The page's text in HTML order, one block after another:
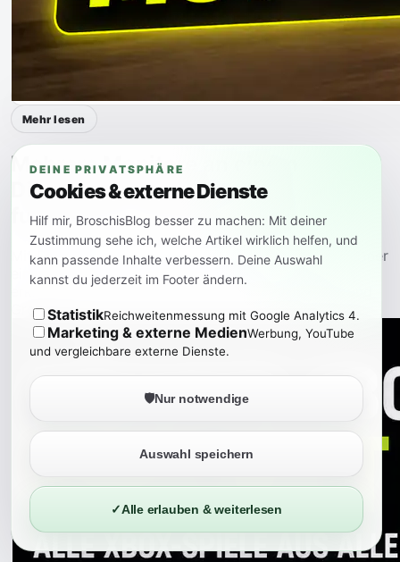
Mehr lesen
Mehrere Monitore an einem
DisplayPort-Anschluss: So
funktioniert die Daisy Chain
Mit DisplayPort MST lassen sich mehrere Monitore über
einen einzigen Anschluss betreiben. Der Ratgeber
erklärt Daisy Chain, MST-Hubs, Voraussetzungen und
Grenzen.
DEINE PRIVATSPHÄRE
Cookies & externe Dienste
Hilf mir, BroschisBlog besser zu machen: Mit deiner
Zustimmung sehe ich, welche Artikel wirklich helfen, und
kann passende Inhalte verbessern. Deine Auswahl
kannst du jederzeit im Footer ändern.
StatistikReichweitenmessung mit Google Analytics 4.
Marketing & externe MedienWerbung, YouTube
und vergleichbare externe Dienste.
🛡️Nur notwendige
Auswahl speichern
✓Alle erlauben & weiterlesen